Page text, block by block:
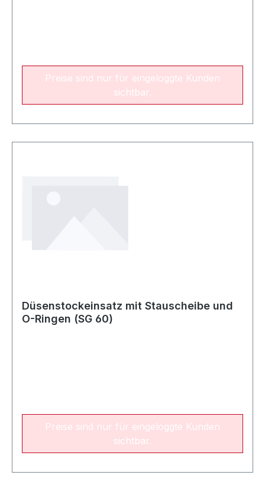
Preise sind nur für eingeloggte Kunden
sichtbar.
Düsenstockeinsatz mit Stauscheibe und
O-Ringen (SG 60)
Preise sind nur für eingeloggte Kunden
sichtbar.